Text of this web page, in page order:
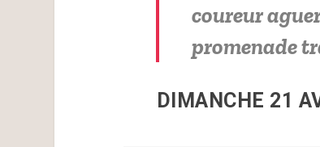
coureur
promenade
DIMANCHE 21